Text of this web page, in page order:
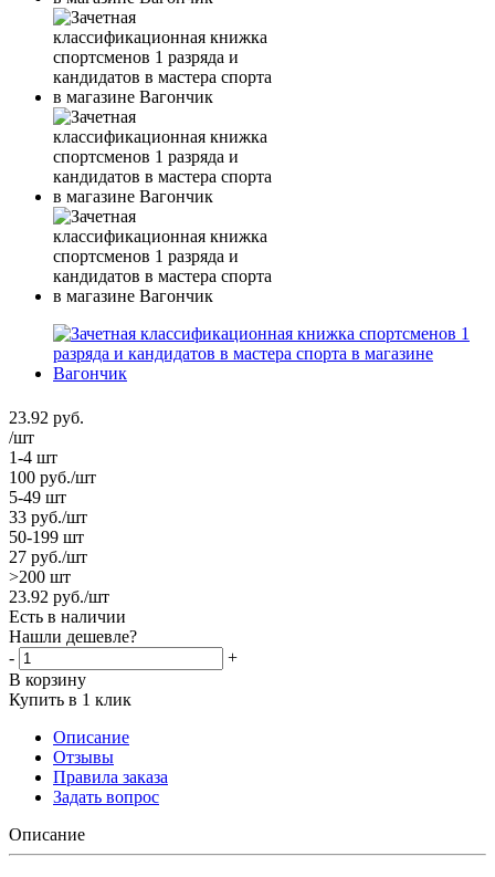
23.92 руб.
/шт
1-4 шт
100 руб./шт
5-49 шт
33 руб./шт
50-199 шт
27 руб./шт
>200 шт
23.92 руб./шт
Есть в наличии
Нашли дешевле?
-
+
В корзину
Купить в 1 клик
Описание
Отзывы
Правила заказа
Задать вопрос
Описание